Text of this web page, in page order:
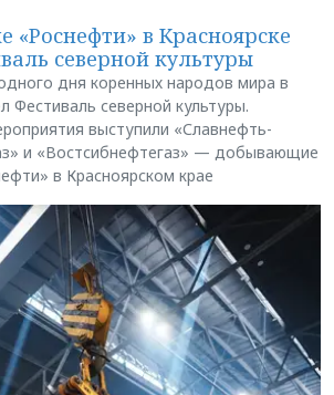
«Роснефти» в Красноярске
северной культуры
дня коренных народов мира в
Фестиваль северной культуры.
выступили «Славнефть-
и «Востсибнефтегаз» — добывающие
в Красноярском крае